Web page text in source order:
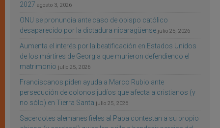
2027 agosto 3, 2026
ONU se pronuncia ante caso de obispo católico
desaparecido por la dictadura nicaragüense julio 25, 2026
Aumenta el interés por la beatificación en Estados Unidos
de los mártires de Georgia que murieron defendiendo el
matrimonio julio 25, 2026
Franciscanos piden ayuda a Marco Rubio ante
persecución de colonos judíos que afecta a cristianos (y
no sólo) en Tierra Santa julio 25, 2026
Sacerdotes alemanes fieles al Papa contestan a su propio